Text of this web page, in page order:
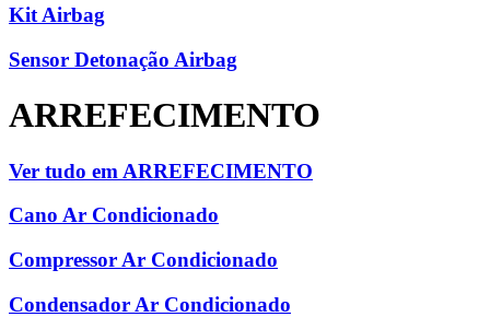
Kit Airbag
Sensor Detonação Airbag
ARREFECIMENTO
Ver tudo em ARREFECIMENTO
Cano Ar Condicionado
Compressor Ar Condicionado
Condensador Ar Condicionado